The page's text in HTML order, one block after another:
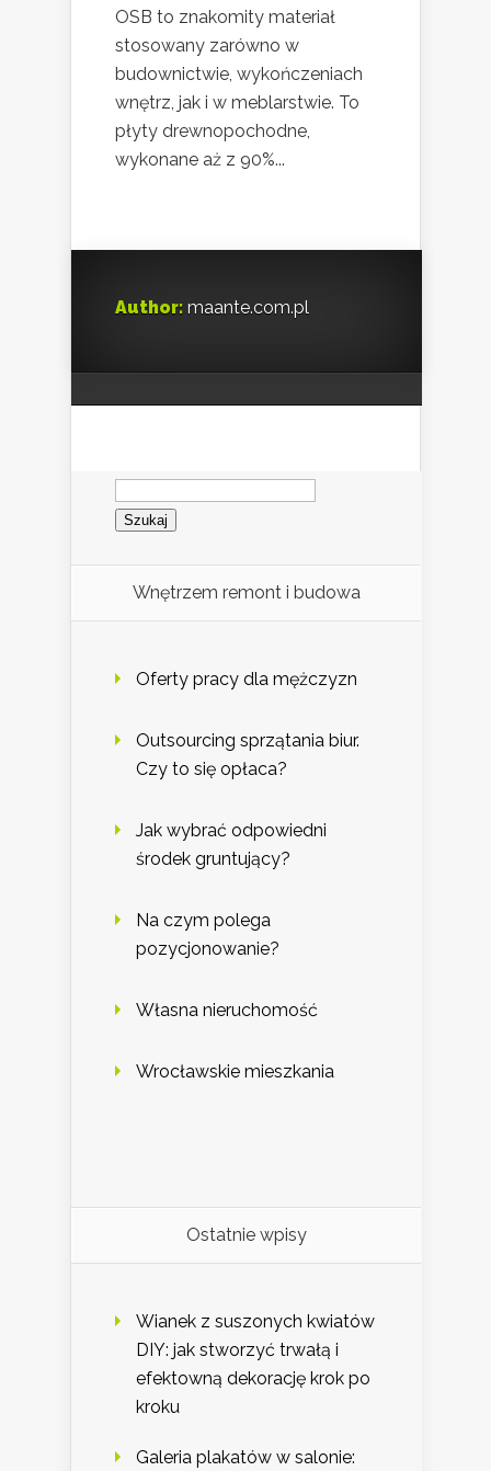
OSB to znakomity materiał
stosowany zarówno w
budownictwie, wykończeniach
wnętrz, jak i w meblarstwie. To
płyty drewnopochodne,
wykonane aż z 90%...
Author: maante.com.pl
Szukaj:
Wnętrzem remont i budowa
Oferty pracy dla mężczyzn
Outsourcing sprzątania biur.
Czy to się opłaca?
Jak wybrać odpowiedni
środek gruntujący?
Na czym polega
pozycjonowanie?
Własna nieruchomość
Wrocławskie mieszkania
Ostatnie wpisy
Wianek z suszonych kwiatów
DIY: jak stworzyć trwałą i
efektowną dekorację krok po
kroku
Galeria plakatów w salonie: